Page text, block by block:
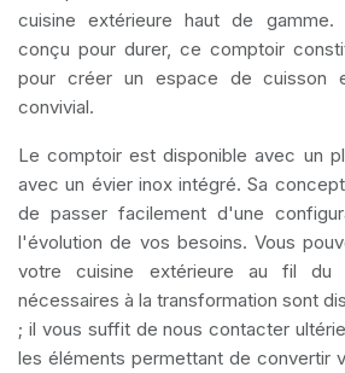
cuisine extérieure haut de gamme.
conçu pour durer, ce comptoir
pour créer un espace de cuisson
convivial.
Le comptoir est disponible avec un
avec un évier inox intégré. Sa
de passer facilement d'une
l'évolution de vos besoins. Vous
votre cuisine extérieure au fil du
nécessaires à la transformation sont
; il vous suffit de nous contacter
les éléments permettant de convertir